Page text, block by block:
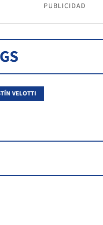
PUBLICIDAD
VELOTTI